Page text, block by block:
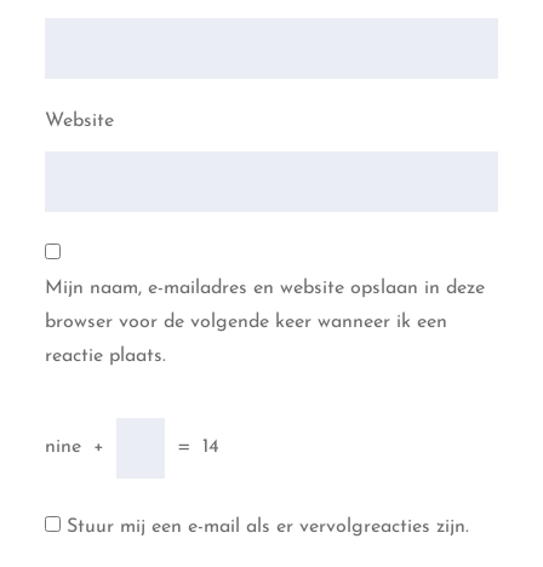
Website
Mijn naam, e-mailadres en website opslaan in deze
browser voor de volgende keer wanneer ik een
reactie plaats.
nine + = 14
Stuur mij een e-mail als er vervolgreacties zijn.